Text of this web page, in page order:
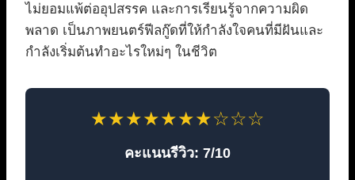
ไม่ยอมแพ้ต่ออุปสรรค และการเรียนรู้จากความผิด
พลาด เป็นภาพยนตร์ฟีลกู๊ดที่ให้กำลังใจคนที่มีฝันและ
กำลังเริ่มต้นทำอะไรใหม่ๆ ในชีวิต
★★★★★★★☆☆☆
คะแนนรีวิว: 7/10